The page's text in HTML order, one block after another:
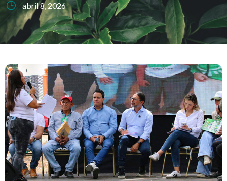
abril 8, 2026